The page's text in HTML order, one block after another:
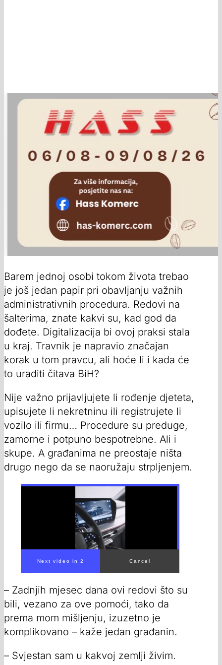
Barem jednoj osobi tokom života trebao
je još jedan papir pri obavljanju važnih
administrativnih procedura. Redovi na
šalterima, znate kakvi su, kad god da
dođete. Digitalizacija bi ovoj praksi stala
u kraj. Travnik je napravio značajan
korak u tom pravcu, ali hoće li i kada će
to uraditi čitava BiH?
Nije važno prijavljujete li rođenje djeteta,
upisujete li nekretninu ili registrujete li
vozilo ili firmu… Procedure su preduge,
zamorne i potpuno bespotrebne. Ali i
skupe. A građanima ne preostaje ništa
drugo nego da se naoružaju strpljenjem.
00:00/ 00:52
– Zadnjih mjesec dana ovi redovi što su
bili, vezano za ove pomoći, tako da
prema mom mišljenju, izuzetno je
komplikovano – kaže jedan građanin.
– Svjestan sam u kakvoj zemlji živim.